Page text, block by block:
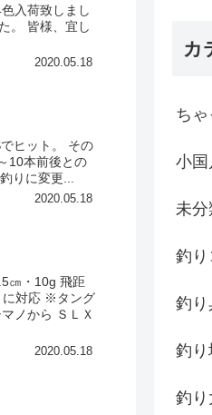
入荷致しまし
。 皆様、宜し
2020.05.18
ヒット。 その
10本前後との
りに変更...
2020.05.18
㎝・10g 飛距
に対応 ※タング
ノから ＳＬＸ
2020.05.18
カ
ち
小国
未分
釣り
釣り
釣り
釣り